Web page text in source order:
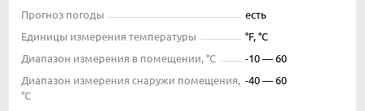
Прогноз погоды
есть
Единицы измерения температуры
°F, °C
Диапазон измерения в помещении, °C
-10 — 60
Диапазон измерения снаружи помещения,
°C
-40 — 60